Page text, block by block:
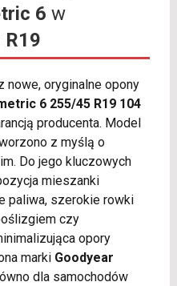
6 w
oryginalne opony
6 255/45 R19 104
producenta. Model
z myślą o
Do jego kluczowych
mieszanki
paliwa, szerokie rowki
czy
opory
marki Goodyear
dla samochodów